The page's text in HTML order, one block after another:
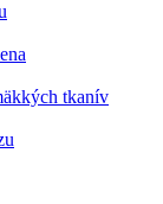
tkanív